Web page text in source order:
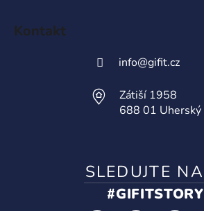
Kontakt
info@gifit.cz
Zátiší 1958
688 01 Uherský
SLEDUJTE
#GIFITSTORY